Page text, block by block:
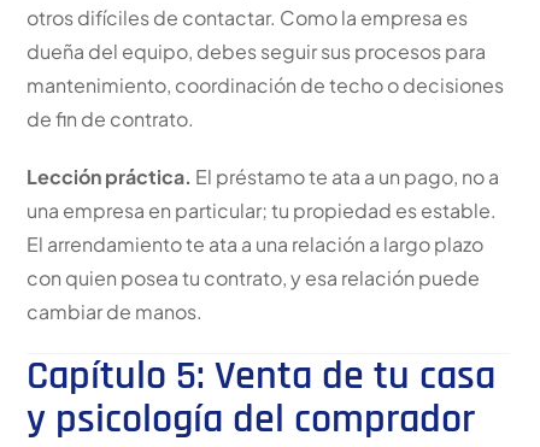
otros difíciles de contactar. Como la empresa es
dueña del equipo, debes seguir sus procesos para
mantenimiento, coordinación de techo o decisiones
de fin de contrato.
Lección práctica. El préstamo te ata a un pago, no a
una empresa en particular; tu propiedad es estable.
El arrendamiento te ata a una relación a largo plazo
con quien posea tu contrato, y esa relación puede
cambiar de manos.
Capítulo 5: Venta de tu casa
y psicología del comprador